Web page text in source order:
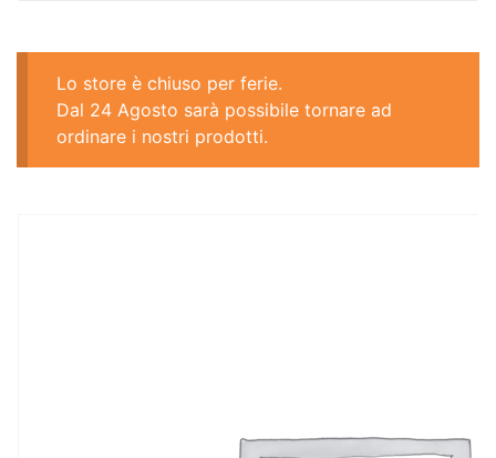
Lo store è chiuso per ferie.
Dal 24 Agosto sarà possibile tornare ad
ordinare i nostri prodotti.